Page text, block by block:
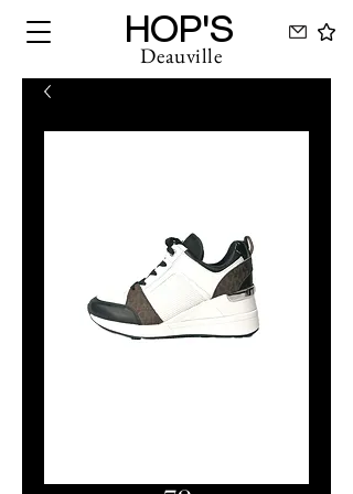
HOP'S
Deauville